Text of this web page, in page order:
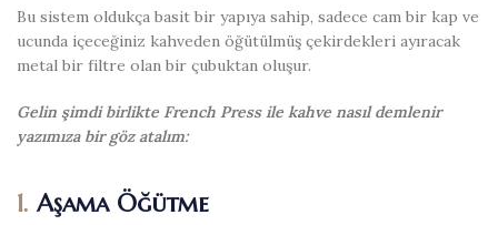
Bu sistem oldukça basit bir yapıya sahip, sadece cam bir kap ve
ucunda içeceğiniz kahveden öğütülmüş çekirdekleri ayıracak
metal bir filtre olan bir çubuktan oluşur.
Gelin şimdi birlikte French Press ile kahve nasıl demlenir
yazımıza bir göz atalım:
1. Aşama Öğütme